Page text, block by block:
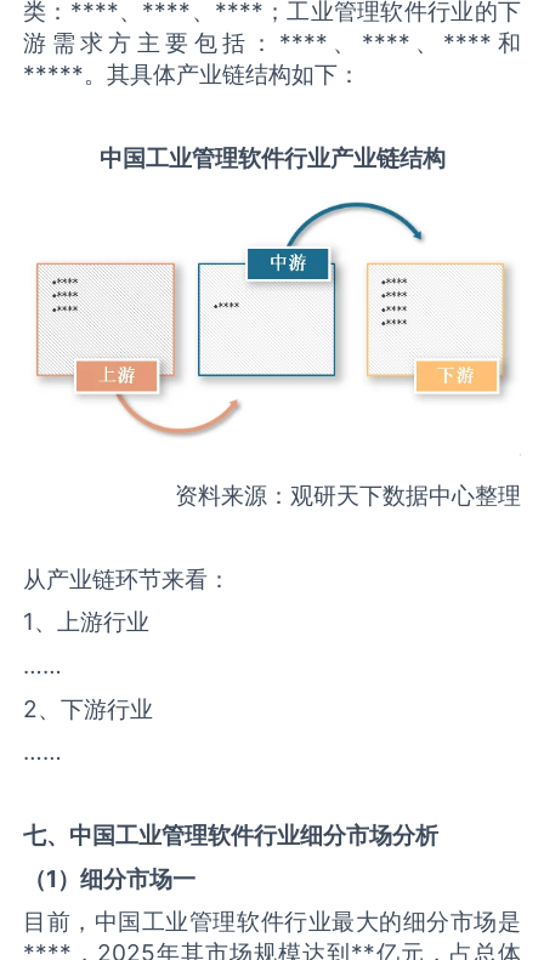
类：****、****、****；工业管理软件行业的下
游需求方主要包括：****、****、****和
*****。其具体产业链结构如下：
中国工业管理软件行业产业链结构
资料来源：观研天下数据中心整理
从产业链环节来看：
1、上游行业
……
2、下游行业
……
七、中国工业管理软件行业细分市场分析
（1）细分市场一
目前，中国工业管理软件行业最大的细分市场是
****，2025年其市场规模达到**亿元，占总体